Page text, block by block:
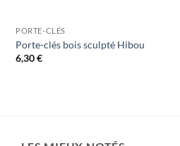
PORTE-CLÉS
Porte-clés bois sculpté Hibou
6,30€